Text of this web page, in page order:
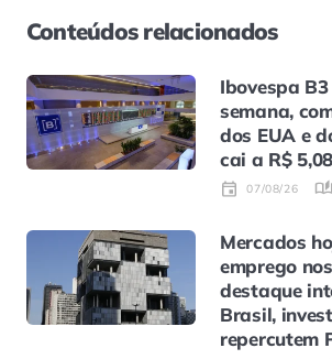
Conteúdos relacionados
Ibovespa
semana,
dos EUA e
cai a R$ 5,08
07/08/26
Mercados
emprego
destaque
Brasil,
repercutem